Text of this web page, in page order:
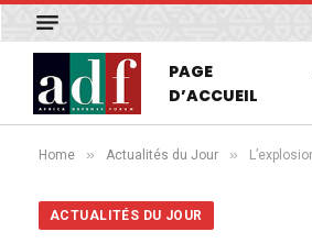
PAGE
D’ACCUEIL
Home » Actualités du Jour »
ACTUALITÉS DU JOUR